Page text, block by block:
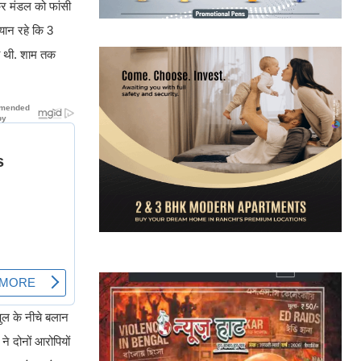
मंडल को फांसी
रहे कि 3
थी. शाम तक
के नीचे बलान
दोनों आरोपियों